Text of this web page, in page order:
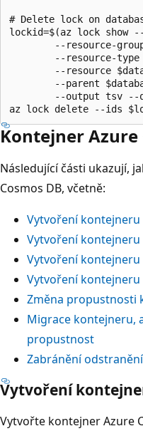
# Delete lock on
lockid=$(az lock show --
--resource-
--resource-
--resource
--parent
--output tsv --
Kontejner Azure
Následující části ukazují,
Cosmos DB, včetně:
Vytvoření kontejneru
Vytvoření
Vytvoření kontejneru
Vytvoření kontejneru
Změna propustnosti
Migrace kontejneru,
propustnost
Zabránění
Vytvoření
Vytvořte kontejner Azure